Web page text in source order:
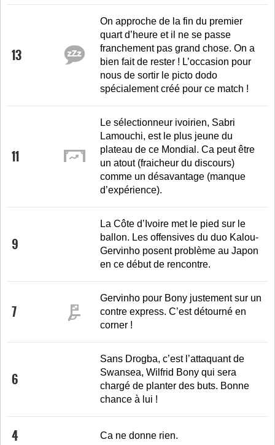
13
On approche de la fin du premier
quart d’heure et il ne se passe
franchement pas grand chose. On a
bien fait de rester ! L’occasion pour
nous de sortir le picto dodo
spécialement créé pour ce match !
11
Le sélectionneur ivoirien, Sabri
Lamouchi, est le plus jeune du
plateau de ce Mondial. Ca peut être
un atout (fraicheur du discours)
comme un désavantage (manque
d’expérience).
9
La Côte d’Ivoire met le pied sur le
ballon. Les offensives du duo Kalou-
Gervinho posent problème au Japon
en ce début de rencontre.
7
Gervinho pour Bony justement sur un
contre express. C’est détourné en
corner !
6
Sans Drogba, c’est l’attaquant de
Swansea, Wilfrid Bony qui sera
chargé de planter des buts. Bonne
chance à lui !
4 Ca ne donne rien.